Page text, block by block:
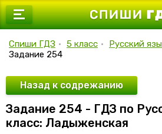
7 класс
9 класс
10 класс
11 класс
Спиши ГДЗ • 5 класс • Русский
Задание 254
Назад к содрежанию
Задание 254 - ГДЗ по
класс: Ладыженская